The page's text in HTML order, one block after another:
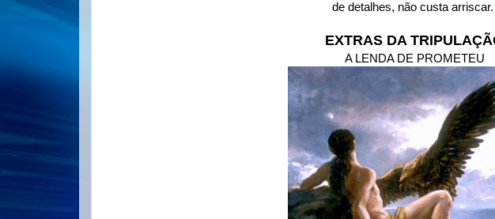
de detalhes, não custa arriscar.
EXTRAS DA
A LENDA DE PROMETEU